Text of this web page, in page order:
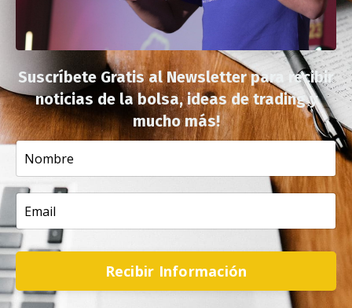
Suscríbete Gratis al Newsletter para recibir
noticias de la bolsa, ideas de trading y
mucho más!
Recibir Información